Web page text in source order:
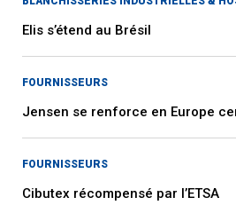
Elis s’étend au Brésil
FOURNISSEURS
Jensen se renforce en Europe
FOURNISSEURS
Cibutex récompensé par l’ETSA